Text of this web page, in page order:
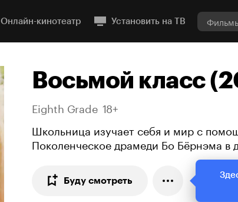
Онлайн-кинотеатр Установить на ТВ
Восьмой класс
Eighth Grade 18+
Школьница изучает себя и мир с
Поколенческое драмеди Бо Бёрнэма в
Буду смотреть